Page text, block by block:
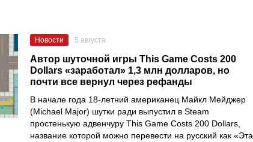
Новости 5 августа
Автор шуточной игры This Game Costs 200
Dollars «заработал» 1,3 млн долларов, но
почти все вернул через рефанды
В начале года 18-летний американец Майкл Мейджер
(Michael Major) шутки ради выпустил в Steam
простенькую адвенчуру This Game Costs 200 Dollars,
название которой можно перевести на русский как «Эта